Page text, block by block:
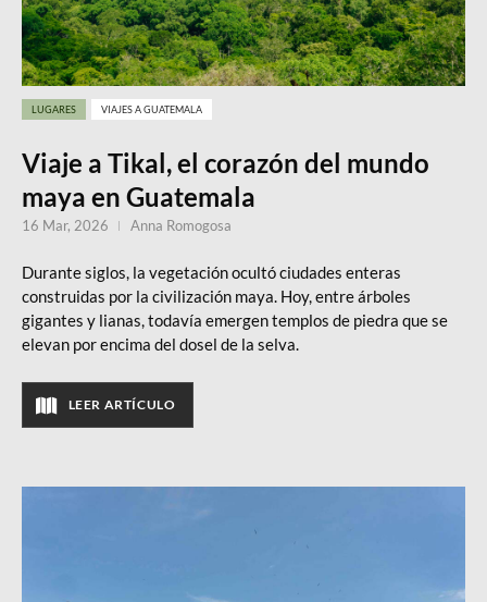
Viaje a Tikal, el corazón del mundo
maya en Guatemala
LUGARES VIAJES A GUATEMALA
Durante siglos, la vegetación ocultó ciudades enteras
construidas por la civilización maya. Hoy, entre árboles
gigantes y lianas, todavía emergen templos de piedra que se
elevan por encima del dosel de la selva.
LEER ARTÍCULO
16 Mar, 2026 Anna Romogosa